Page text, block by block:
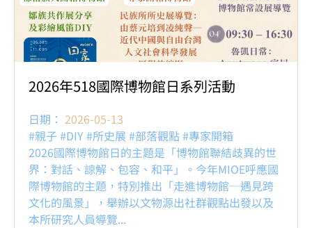
2026年518國際博物館日系列活動
日期： 2026-05-13
#親子 #DIY #所史展 #部落觀點 #專家開箱
2026國際博物館日的主題是「博物館聯結歧異的世
界：對話、諒解、包容、和平」。今年MIOE呼應國
際博物館的主題，特別推出「走進博物館─遇見跨
文化的風景」，舉辦以文物源出社群觀點出發以及
本所研究人員導覽...